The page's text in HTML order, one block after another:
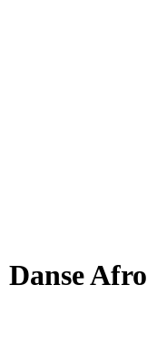
Danse Afro